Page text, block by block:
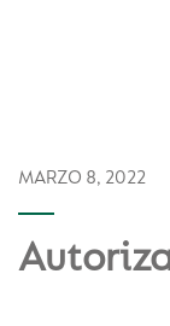
MARZO 8, 2022